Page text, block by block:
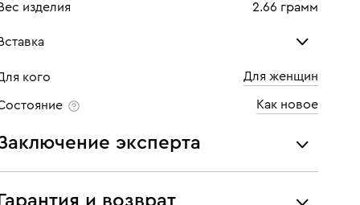
изделия 2.66 грамм
Бриллиант
Количество 1 шт
Каратность 0,23
кого Для женщин
Как новое
эксперта
украшения проходят экспертизу подлинности и
характеристикам ювелирных изделий,
Гарантия и возврат